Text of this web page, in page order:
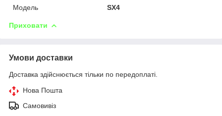
Модель
SX4
Приховати
Умови доставки
Доставка здійснюється тільки по передоплаті.
Нова Пошта
Самовивіз